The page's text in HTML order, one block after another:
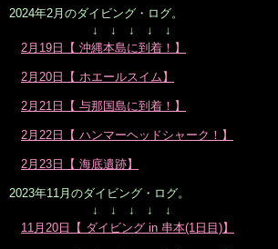
2024年2月のダイビング・ログ。
↓ ↓ ↓ ↓ ↓
2月19日【 沖縄本島に到着！】
2月20日【 ホエールスイム】
2月21日【 与那国島に到着！】
2月22日【 ハンマーヘッドシャーク！】
2月23日【 海底遺跡】
2023年11月のダイビング・ログ。
↓ ↓ ↓ ↓ ↓
11月20日【 ダイビング in 串本(1日目)】